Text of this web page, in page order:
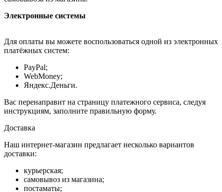
Электронные системы
Для оплаты вы можете воспользоваться одной из электронных
платёжных систем:
PayPal;
WebMoney;
Яндекс.Деньги.
Вас перенаправит на страницу платежного сервиса, следуя
инструкциям, заполните правильную форму.
Доставка
Наш интернет-магазин предлагает несколько вариантов
доставки:
курьерская;
самовывоз из магазина;
постаматы;